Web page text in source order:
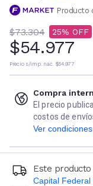
Producto
$73.304 25
$54.977
Precio s/imp. nac. $54.977
Compra
El precio
costos de
Ver condiciones
Este
Capital Federal